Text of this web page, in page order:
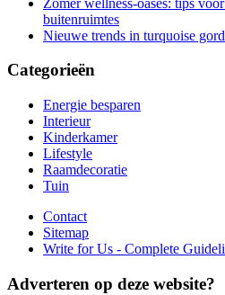
buitenruimtes
Nieuwe trends in turquoise
Categorieën
Energie besparen
Interieur
Kinderkamer
Lifestyle
Raamdecoratie
Tuin
Contact
Sitemap
Write for Us - Complete
Adverteren op deze website?